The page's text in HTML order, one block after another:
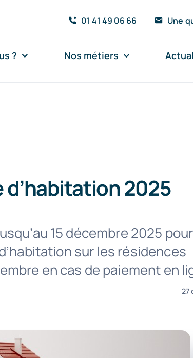
01 41 49 06 66 Une
? Nos métiers
d’habitation 2025
15 décembre 2025
sur les résidences
en cas de paiement en
27